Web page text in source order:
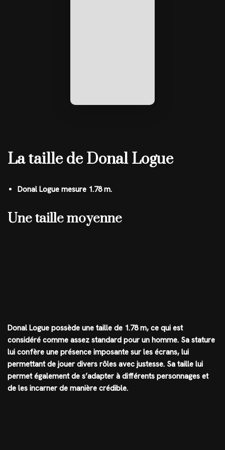
La taille de Donal Logue
Donal Logue mesure 1.78 m.
Une taille moyenne
Donal Logue possède une taille de 1.78 m, ce qui est
considéré comme assez standard pour un homme. Sa stature
lui confère une présence imposante sur les écrans, lui
permettant de jouer divers rôles avec justesse. Sa taille lui
permet également de s’adapter à différents personnages et
de les incarner de manière crédible.